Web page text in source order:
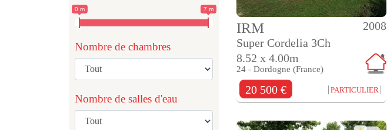
0 m 7 m
Nombre de chambres
Nombre de salles d'eau
2008
IRM
Super Cordelia 3Ch
8.52 x 4.00m
24 - Dordogne (France)
20 500 € PARTICULIER